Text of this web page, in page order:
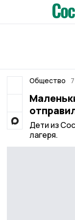
Общество
Дети из
лагеря.